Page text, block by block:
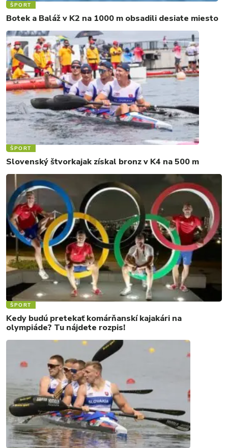
ŠPORT
Botek a Baláž v K2 na 1000 m obsadili desiate miesto
ŠPORT
Slovenský štvorkajak získal bronz v K4 na 500 m
ŠPORT
Kedy budú pretekať komárňanskí kajakári na
olympiáde? Tu nájdete rozpis!